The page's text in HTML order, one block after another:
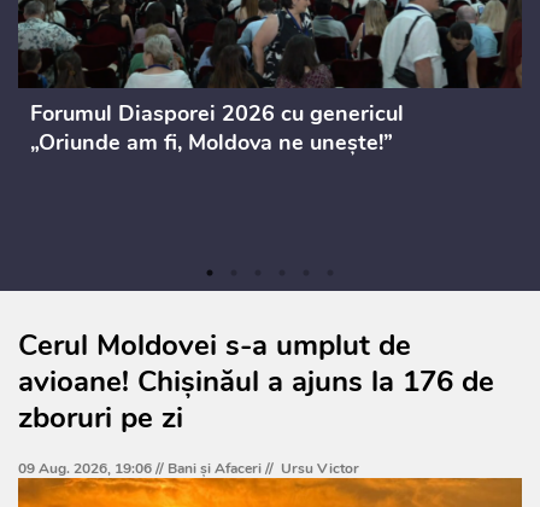
Forumul Diasporei 2026 cu genericul
„Oriunde am fi, Moldova ne unește!”
Cerul Moldovei s-a umplut de
avioane! Chișinăul a ajuns la 176 de
zboruri pe zi
09 Aug. 2026, 19:06 // Bani și Afaceri// Ursu Victor